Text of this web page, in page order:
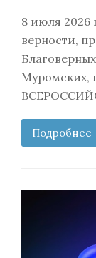
8 июля 2026
верности,
Муромских,
Подробнее